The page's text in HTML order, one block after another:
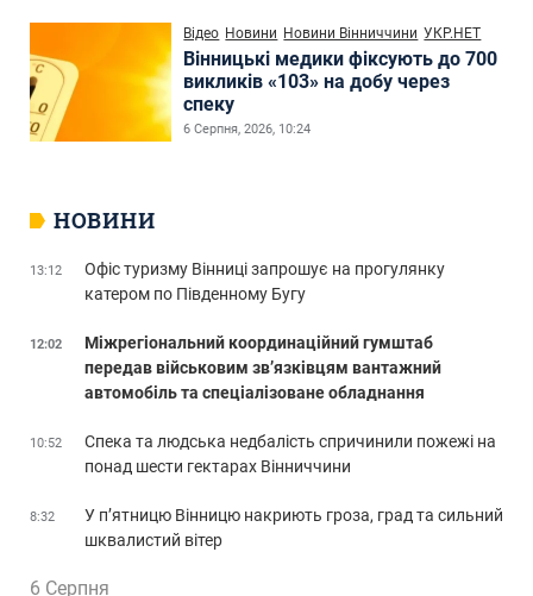
Відео Новини Новини Вінниччини УКР.НЕТ
Вінницькі медики фіксують до 700
викликів «103» на добу через
спеку
6 Серпня, 2026, 10:24
НОВИНИ
13:12
Офіс туризму Вінниці запрошує на прогулянку
катером по Південному Бугу
12:02
Міжрегіональний координаційний гумштаб
передав військовим зв’язківцям вантажний
автомобіль та спеціалізоване обладнання
10:52
Спека та людська недбалість спричинили пожежі на
понад шести гектарах Вінниччини
8:32
У п’ятницю Вінницю накриють гроза, град та сильний
шквалистий вітер
6 Серпня